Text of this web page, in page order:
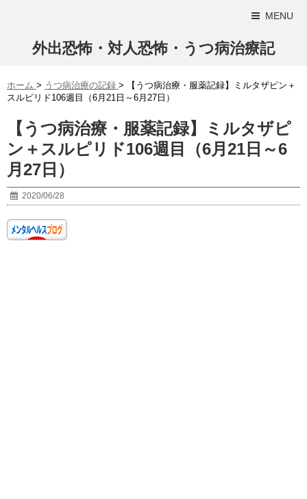
MENU
外出恐怖・対人恐怖・うつ病治療記
ホーム > うつ病治療の記録 >
【うつ病治療・服薬記録】ミルタザピン＋
スルピリド106週目（6月21日～6月27日）
【うつ病治療・服薬記録】ミルタザピ
ン＋スルピリド106週目（6月21日～6
月27日）
2020/06/28